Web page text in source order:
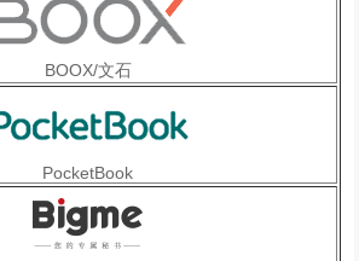
BOOX/文石
PocketBook